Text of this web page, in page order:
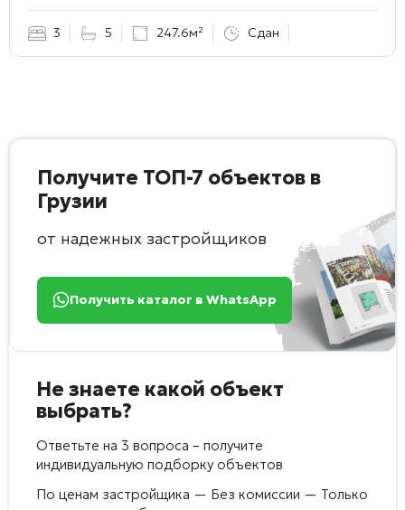
3 5 247.6м² Сдан
Получите ТОП-7 объектов в
Грузии
от надежных застройщиков
Получить каталог в WhatsApp
Не знаете какой объект
выбрать?
Ответьте на 3 вопроса – получите
индивидуальную подборку объектов
По ценам застройщика — Без комиссии — Только